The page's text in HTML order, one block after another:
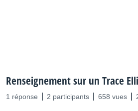
Renseignement sur un Trace
1 réponse 2 participants 658 vues